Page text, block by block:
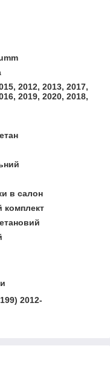
2012, 2013, 2017,
2019, 2020, 2018,
в салон
комплект
2012-